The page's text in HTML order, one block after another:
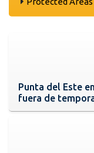
Punta del Este
fuera de